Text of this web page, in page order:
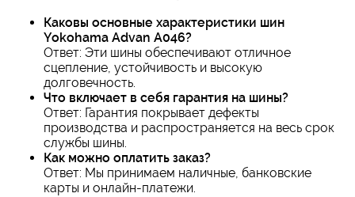
Каковы основные характеристики шин
Yokohama Advan A046?
Ответ: Эти шины обеспечивают отличное
сцепление, устойчивость и высокую
долговечность.
Что включает в себя гарантия на шины?
Ответ: Гарантия покрывает дефекты
производства и распространяется на весь срок
службы шины.
Как можно оплатить заказ?
Ответ: Мы принимаем наличные, банковские
карты и онлайн-платежи.